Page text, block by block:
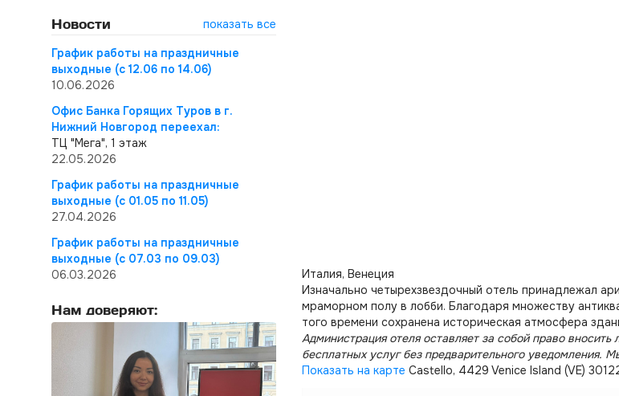
Новости
показать все
График работы на праздничные
выходные (с 12.06 по 14.06)
10.06.2026
Офис Банка Горящих Туров в г.
Нижний Новгород переехал:
ТЦ "Мега", 1 этаж
22.05.2026
График работы на праздничные
выходные (с 01.05 по 11.05)
27.04.2026
График работы на праздничные
выходные (с 07.03 по 09.03)
06.03.2026
Нам доверяют:
Италия, Венеция
Изначально четырехзвездочный отель принадлежал
мраморном полу в лобби. Благодаря множеству
того времени сохранена историческая атмосфера
Администрация отеля оставляет за собой право
бесплатных услуг без предварительного
Показать на карте Castello, 4429 Venice Island (VE)